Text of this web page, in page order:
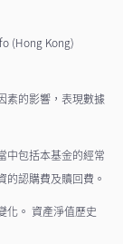
(Hong Kong)
素的影響，表現數據
中包括本基金的經常
認購費及贖回費。
化。 資產淨值歷史